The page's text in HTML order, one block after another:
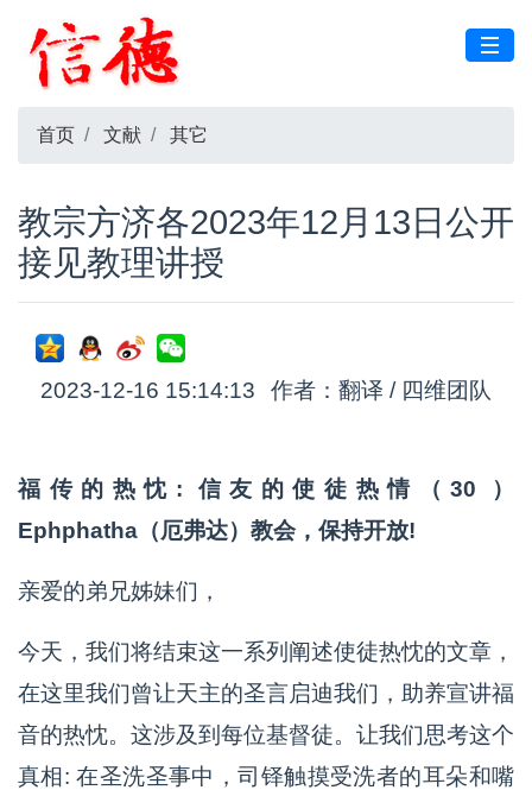
首页 文献 其它
教宗方济各2023年12月13日公开
接见教理讲授
2023-12-16 15:14:13 作者：翻译 / 四维团队
福传的热忱: 信友的使徒热情（30 ）
Ephphatha（厄弗达）教会，保持开放!
亲爱的弟兄姊妹们，
今天，我们将结束这一系列阐述使徒热忱的文章，
在这里我们曾让天主的圣言启迪我们，助养宣讲福
音的热忱。这涉及到每位基督徒。让我们思考这个
真相: 在圣洗圣事中，司铎触摸受洗者的耳朵和嘴